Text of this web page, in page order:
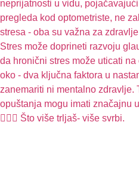
🧏🏻‍♀️ Što više trljaš- više svrbi.